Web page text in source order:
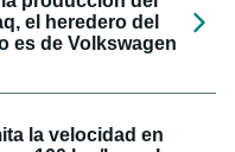
el heredero del
es de Volkswagen
la velocidad en